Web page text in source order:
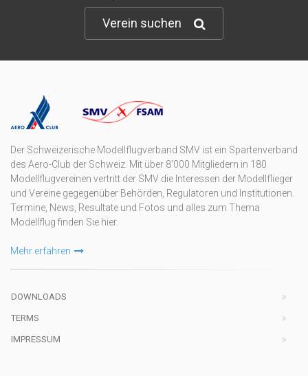
Verein suchen
Der Schweizerische Modellflugverband SMV ist ein Spartenverband
des Aero-Club der Schweiz. Mit über 8'000 Mitgliedern in 180
Modellflugvereinen vertritt der SMV die Interessen der Modellflieger
und Vereine gegegenüber Behörden, Regulatoren und Institutionen.
Termine, News, Resultate und Fotos und alles zum Thema
Modellflug finden Sie hier.
Mehr erfahren
DOWNLOADS
TERMS
IMPRESSUM